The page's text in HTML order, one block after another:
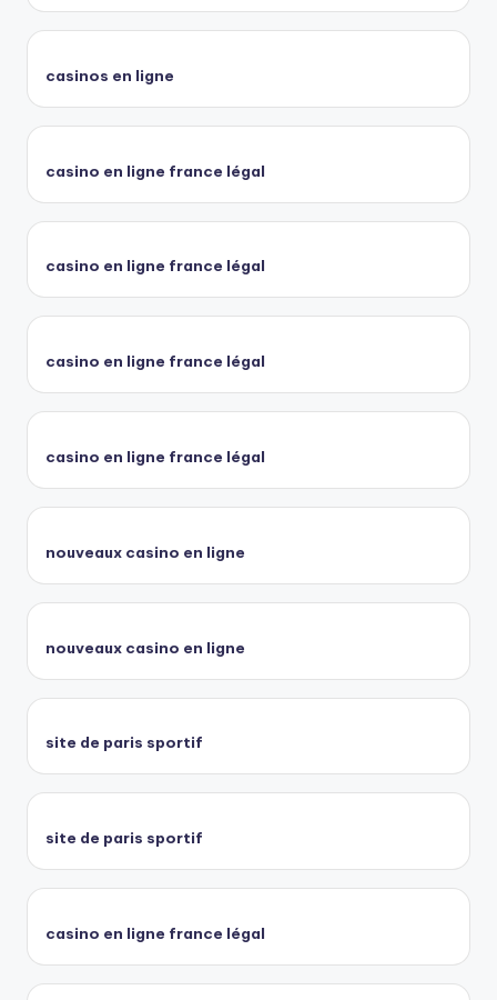
casinos en ligne
casino en ligne france légal
casino en ligne france légal
casino en ligne france légal
casino en ligne france légal
nouveaux casino en ligne
nouveaux casino en ligne
site de paris sportif
site de paris sportif
casino en ligne france légal